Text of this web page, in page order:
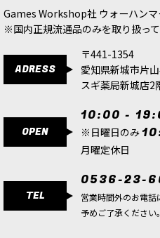
Games Workshop社 ウォーハン
※国内正規流通品のみを取り扱っ
ADRESS
〒441-1354
愛知県新城市片
スギ薬局新城店2
OPEN
10:00 -
※日曜日のみ
月曜定休日
TEL
0536-23-
営業時間外のお電話
予めご了承ください。